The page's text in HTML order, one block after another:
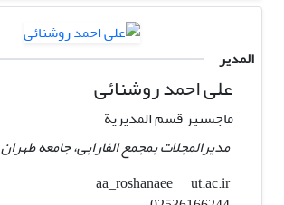
المدير
علی ‌احمد روشنائی
ماجستیر قسم المدیریة
مدیرالمجلات بمجمع الفارابی، جامعه طهران
aa_roshanaee
ut.ac.ir